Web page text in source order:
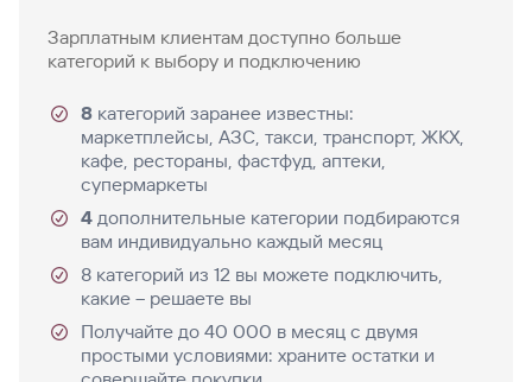
Зарплатным клиентам доступно больше
категорий к выбору и подключению
8 категорий заранее известны:
маркетплейсы, АЗС, такси, транспорт, ЖКХ,
кафе, рестораны, фастфуд, аптеки,
супермаркеты
4 дополнительные категории подбираются
вам индивидуально каждый месяц
8 категорий из 12 вы можете подключить,
какие – решаете вы
Получайте до 40 000 в месяц с двумя
простыми условиями: храните остатки и